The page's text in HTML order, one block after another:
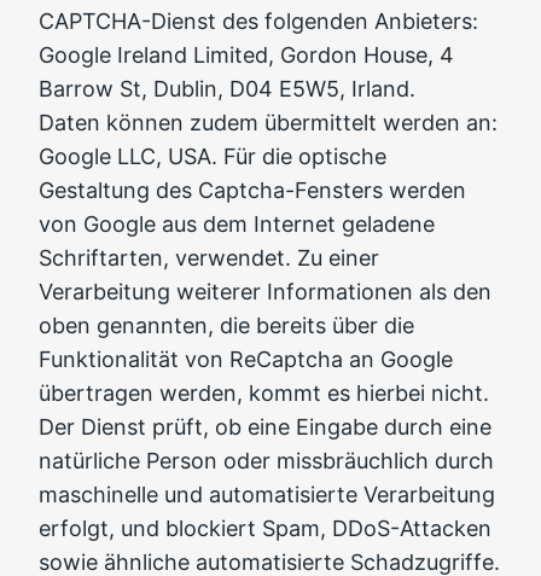
CAPTCHA-Dienst des folgenden Anbieters:
Google Ireland Limited, Gordon House, 4
Barrow St, Dublin, D04 E5W5, Irland.
Daten können zudem übermittelt werden an:
Google LLC, USA. Für die optische
Gestaltung des Captcha-Fensters werden
von Google aus dem Internet geladene
Schriftarten, verwendet. Zu einer
Verarbeitung weiterer Informationen als den
oben genannten, die bereits über die
Funktionalität von ReCaptcha an Google
übertragen werden, kommt es hierbei nicht.
Der Dienst prüft, ob eine Eingabe durch eine
natürliche Person oder missbräuchlich durch
maschinelle und automatisierte Verarbeitung
erfolgt, und blockiert Spam, DDoS-Attacken
sowie ähnliche automatisierte Schadzugriffe.